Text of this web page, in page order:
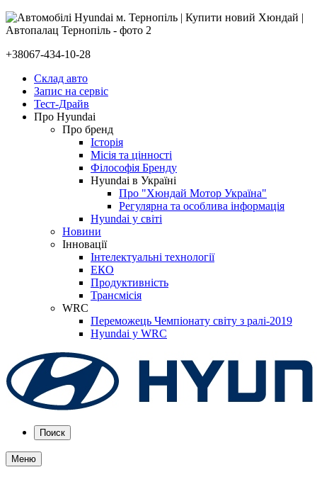
+38067-434-10-28
Склад авто
Запис на сервіс
Тест-Драйв
Про Hyundai
Про бренд
Історія
Місія та цінності
Філософія Бренду
Hyundai в Україні
Про "Хюндай Мотор Україна"
Регулярна та особлива інформація
Hyundai у світі
Новини
Інновації
Інтелектуальні технології
ЕКО
Продуктивність
Трансмісія
WRC
Переможець Чемпіонату світу з ралі-2019
Hyundai у WRC
Поиск
Меню